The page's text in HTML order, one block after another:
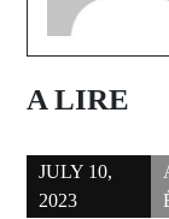
A LIRE
JULY 10,
2023